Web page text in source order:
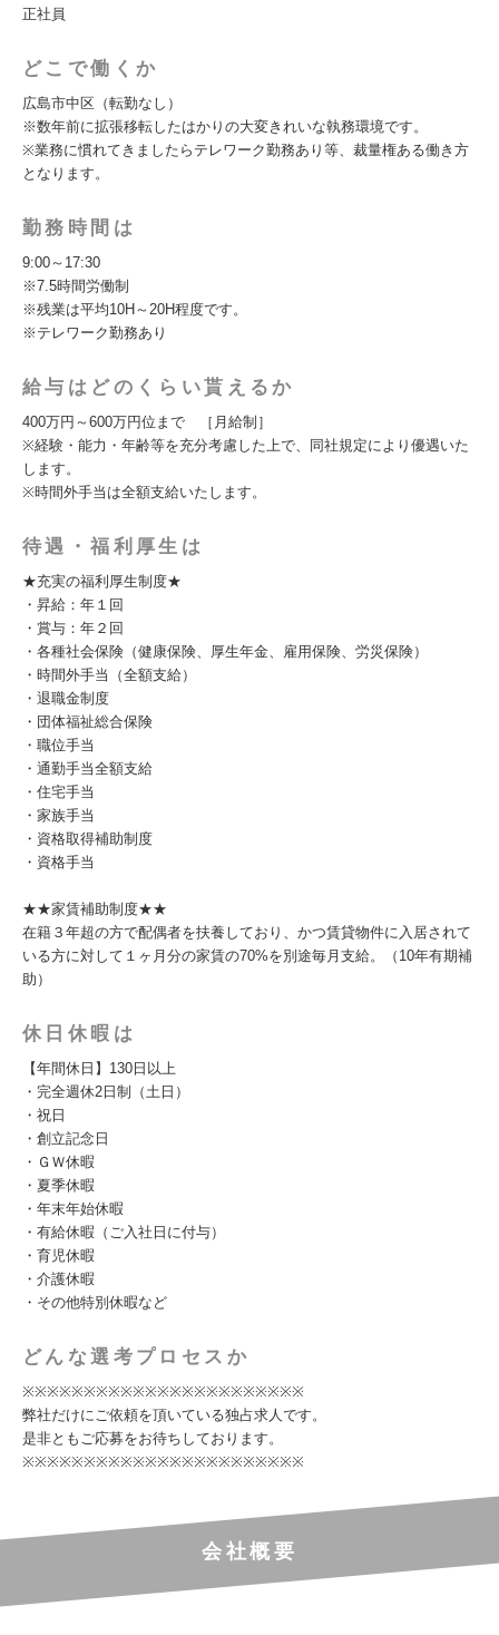
正社員
どこで働くか
広島市中区（転勤なし）
※数年前に拡張移転したはかりの大変きれいな執務環境です。
※業務に慣れてきましたらテレワーク勤務あり等、裁量権ある働き方
となります。
勤務時間は
9:00～17:30
※7.5時間労働制
※残業は平均10H～20H程度です。
※テレワーク勤務あり
給与はどのくらい貰えるか
400万円～600万円位まで ［月給制］
※経験・能力・年齢等を充分考慮した上で、同社規定により優遇いた
します。
※時間外手当は全額支給いたします。
待遇・福利厚生は
★充実の福利厚生制度★
・昇給：年１回
・賞与：年２回
・各種社会保険（健康保険、厚生年金、雇用保険、労災保険）
・時間外手当（全額支給）
・退職金制度
・団体福祉総合保険
・職位手当
・通勤手当全額支給
・住宅手当
・家族手当
・資格取得補助制度
・資格手当
★★家賃補助制度★★
在籍３年超の方で配偶者を扶養しており、かつ賃貸物件に入居されて
いる方に対して１ヶ月分の家賃の70%を別途毎月支給。（10年有期補
助）
休日休暇は
【年間休日】130日以上
・完全週休2日制（土日）
・祝日
・創立記念日
・ＧＷ休暇
・夏季休暇
・年末年始休暇
・有給休暇（ご入社日に付与）
・育児休暇
・介護休暇
・その他特別休暇など
どんな選考プロセスか
※※※※※※※※※※※※※※※※※※※※※※※
弊社だけにご依頼を頂いている独占求人です。
是非ともご応募をお待ちしております。
※※※※※※※※※※※※※※※※※※※※※※※
会社概要